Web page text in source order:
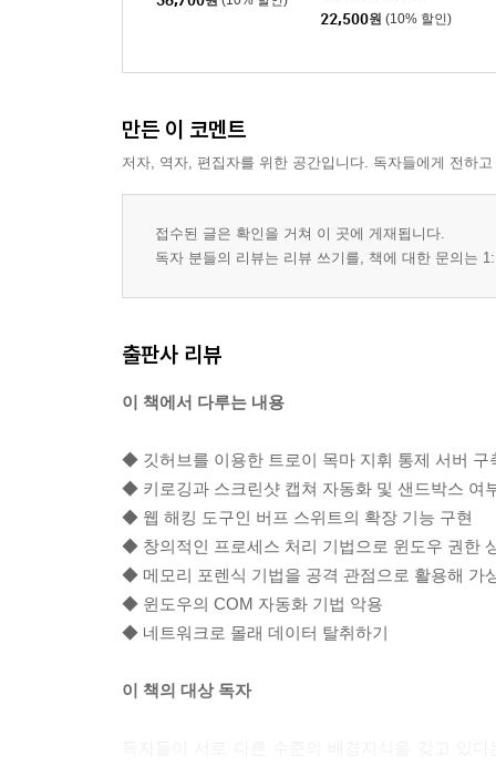
____워드프레스 프레임워크 파악하기
____시험해 보기
__HTML 인증 양식 무차별 대입
____시험해 보기
6장. 버프 프록시 확장
__버프 퍼징
____시험해 보기
__버프에서 Bing 활용하기
__웹사이트 정보를 기반으로 비밀번호 모음집 생성
____시험해 보기
7장. 깃허브를 이용한 지휘 통제
__깃허브 계정 설정
__모듈 제작
__깃허브 기반의 트로이 목마 제작
22,500원 (10% 할인)
만든 이 코멘트
저자, 역자, 편집자를 위한 공간입니다. 독자들에게 전하
접수된 글은 확인을 거쳐 이 곳에 게재됩니다.
독자 분들의 리뷰는 리뷰 쓰기를, 책에 대한 문의는
출판사 리뷰
이 책에서 다루는 내용
◆ 깃허브를 이용한 트로이 목마 지휘 통제 서버 구
◆ 키로깅과 스크린샷 캡쳐 자동화 및 샌드박스 여
◆ 웹 해킹 도구인 버프 스위트의 확장 기능 구현
◆ 창의적인 프로세스 처리 기법으로 윈도우 권한
◆ 메모리 포렌식 기법을 공격 관점으로 활용해 가
◆ 윈도우의 COM 자동화 기법 악용
◆ 네트워크로 몰래 데이터 탈취하기
이 책의 대상 독자